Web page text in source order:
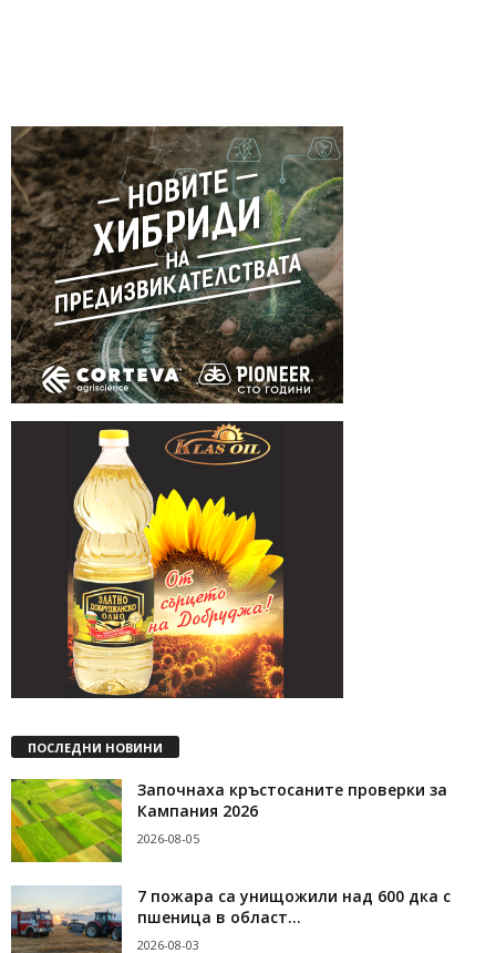
ПОСЛЕДНИ НОВИНИ
Започнаха кръстосаните проверки за
Кампания 2026
2026-08-05
7 пожара са унищожили над 600 дка с
пшеница в област...
2026-08-03